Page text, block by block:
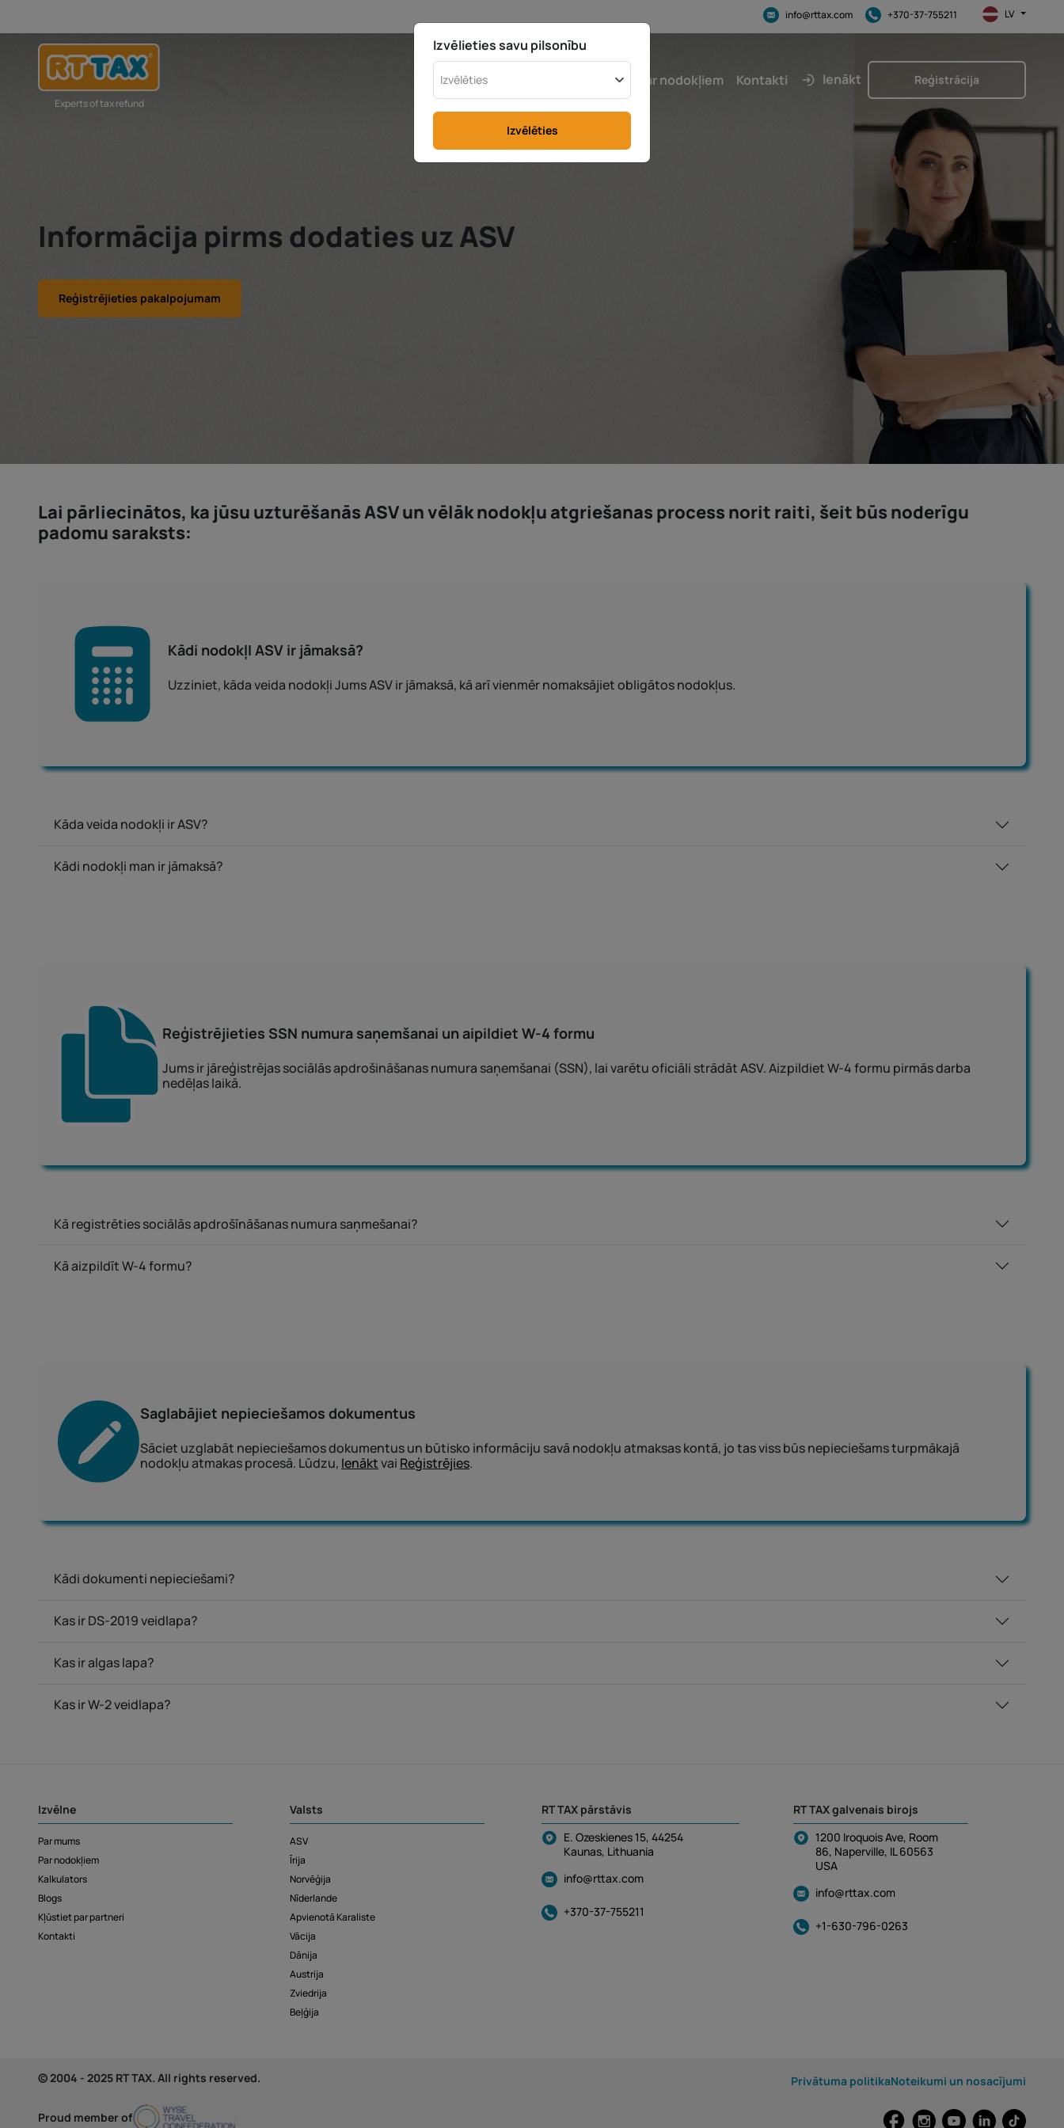
info@rttax.com +370-37-755211 LV
Experts of tax refund
Izvēlieties valsti Kalkulators Par nodokļiem Kontakti Ienākt Reģistrācija
Informācija pirms dodaties uz ASV
Reģistrējieties pakalpojumam
Lai pārliecinātos, ka jūsu uzturēšanās ASV un vēlāk nodokļu atgriešanas process norit raiti, šeit būs noderīgu
padomu saraksts:
Kādi nodokļI ASV ir jāmaksā?
Uzziniet, kāda veida nodokļi Jums ASV ir jāmaksā, kā arī vienmēr nomaksājiet obligātos nodokļus.
Kāda veida nodokļi ir ASV?
Kādi nodokļi man ir jāmaksā?
Reģistrējieties SSN numura saņemšanai un aipildiet W-4 formu
Jums ir jāreģistrējas sociālās apdrošināšanas numura saņemšanai (SSN), lai varētu oficiāli strādāt ASV. Aizpildiet W-4 formu pirmās darba
nedēļas laikā.
Kā registrēties sociālās apdrošīnāšanas numura saņmešanai?
Kā aizpildīt W-4 formu?
Saglabājiet nepieciešamos dokumentus
Sāciet uzglabāt nepieciešamos dokumentus un būtisko informāciju savā nodokļu atmaksas kontā, jo tas viss būs nepieciešams turpmākajā
nodokļu atmakas procesā. Lūdzu, Ienāktvai Reģistrējies.
Kādi dokumenti nepieciešami?
Kas ir DS-2019 veidlapa?
Kas ir algas lapa?
Kas ir W-2 veidlapa?
Izvēlne
Par mums
Par nodokļiem
Kalkulators
Blogs
Kļūstiet par partneri
Kontakti
Valsts
ASV
Īrija
Norvēģija
Nīderlande
Apvienotā Karaliste
Vācija
Dānija
Austrija
Zviedrija
Beļģija
RT TAX pārstāvis
E. Ozeskienes 15, 44254
Kaunas, Lithuania
info@rttax.com
+370-37-755211
RT TAX galvenais birojs
1200 Iroquois Ave, Room
86, Naperville, IL 60563
USA
info@rttax.com
+1-630-796-0263
© 2004 - 2025 RT TAX. All rights reserved. Privātuma politikaNoteikumi un nosacījumi
Proud member of
Izvēlieties savu pilsonību
Izvēlēties
Izvēlēties